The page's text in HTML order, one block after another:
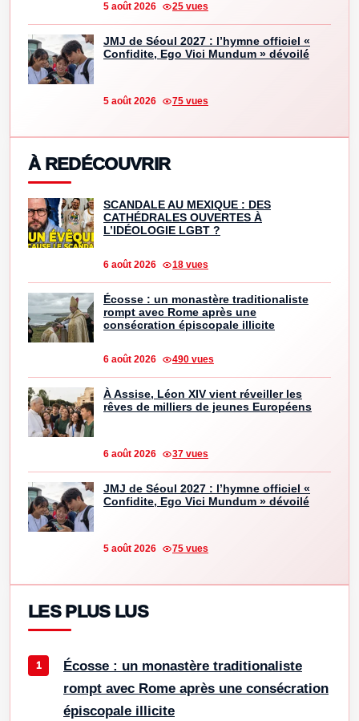
5 août 2026 25 vues
JMJ de Séoul 2027 : l’hymne officiel «
Confidite, Ego Vici Mundum » dévoilé
5 août 2026 75 vues
À REDÉCOUVRIR
SCANDALE AU MEXIQUE : DES
CATHÉDRALES OUVERTES À
L’IDÉOLOGIE LGBT ?
6 août 2026 18 vues
Écosse : un monastère traditionaliste
rompt avec Rome après une
consécration épiscopale illicite
6 août 2026 490 vues
À Assise, Léon XIV vient réveiller les
rêves de milliers de jeunes Européens
6 août 2026 37 vues
JMJ de Séoul 2027 : l’hymne officiel «
Confidite, Ego Vici Mundum » dévoilé
5 août 2026 75 vues
LES PLUS LUS
Écosse : un monastère traditionaliste
rompt avec Rome après une consécration
épiscopale illicite